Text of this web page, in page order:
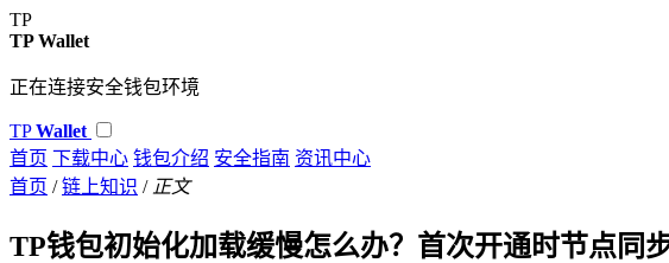
TP
TP Wallet
正在连接安全钱包环境
TP Wallet
首页 下载中心 钱包介绍 安全指南 资讯中心
首页 / 链上知识 / 正文
TP钱包初始化加载缓慢怎么办？首次开通时节点同